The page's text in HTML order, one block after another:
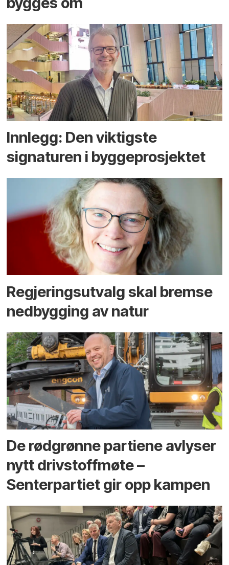
Innlegg: Den viktigste
signaturen i bygge­­prosjektet
Regjerings­utvalg skal bremse
ned­bygging av natur
De rødgrønne partiene avlyser
nytt drivstoffmøte –
Senterpartiet gir opp kampen